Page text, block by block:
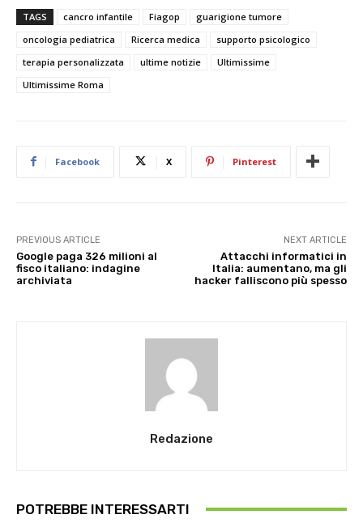
TAGS cancro infantile Fiagop
guarigione tumore
oncologia pediatrica
Ricerca medica
supporto psicologico
terapia personalizzata
ultime notizie
Ultimissime
Ultimissime Roma
Facebook X Pinterest
PREVIOUS ARTICLE
Google paga 326 milioni al
fisco italiano: indagine
archiviata
NEXT ARTICLE
Attacchi informatici in
Italia: aumentano, ma gli
hacker falliscono più spesso
Redazione
POTREBBE INTERESSARTI